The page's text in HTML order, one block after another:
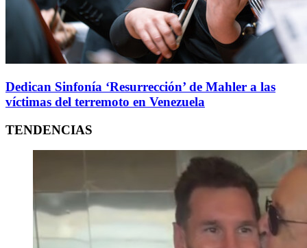
Dedican Sinfonía ‘Resurrección’ de Mahler a las
víctimas del terremoto en Venezuela
TENDENCIAS